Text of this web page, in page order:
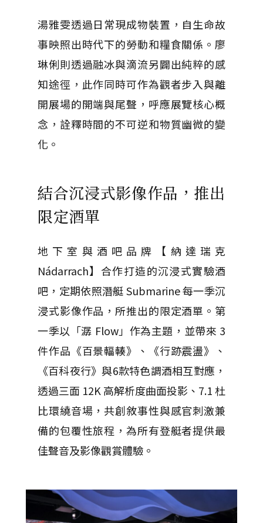
湯雅雯透過日常現成物裝置，自生命故
事映照出時代下的勞動和糧食關係。廖
琳俐則透過融冰與滴流另闢出純粹的感
知途徑，此作同時可作為觀者步入與離
開展場的開端與尾聲，呼應展覽核心概
念，詮釋時間的不可逆和物質幽微的變
化。
結合沉浸式影像作品，推出
限定酒單
地下室與酒吧品牌【納達瑞克
Nádarrach】合作打造的沉浸式實驗酒
吧，定期依照潛艇 Submarine 每一季沉
浸式影像作品，所推出的限定酒單。第
一季以「潺 Flow」作為主題，並帶來 3
件作品《百景輻輳》、《行跡震盪》、
《百科夜行》與6款特色調酒相互對應，
透過三面 12K 高解析度曲面投影、7.1 杜
比環繞音場，共創敘事性與感官刺激兼
備的包覆性旅程，為所有登艇者提供最
佳聲音及影像觀賞體驗。